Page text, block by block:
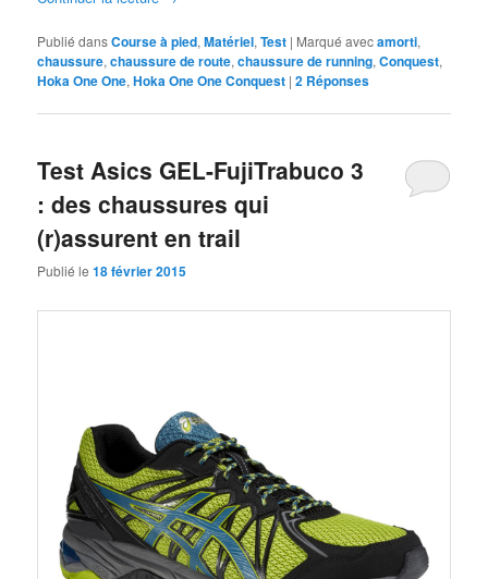
Publié dansCourse à pied,Matériel,Test | Marqué avecamorti,
chaussure,chaussure de route,chaussure de running,Conquest,
Hoka One One,Hoka One One Conquest |2 Réponses
Test Asics GEL-FujiTrabuco 3
: des chaussures qui
(r)assurent en trail
Publié le18 février 2015